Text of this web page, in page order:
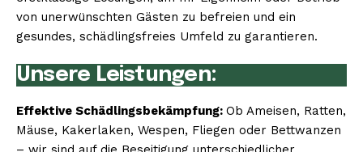
von unerwünschten Gästen zu befreien und ein
gesundes, schädlingsfreies Umfeld zu garantieren.
Unsere Leistungen:
Effektive Schädlingsbekämpfung: Ob Ameisen, Ratten,
Mäuse, Kakerlaken, Wespen, Fliegen oder Bettwanzen